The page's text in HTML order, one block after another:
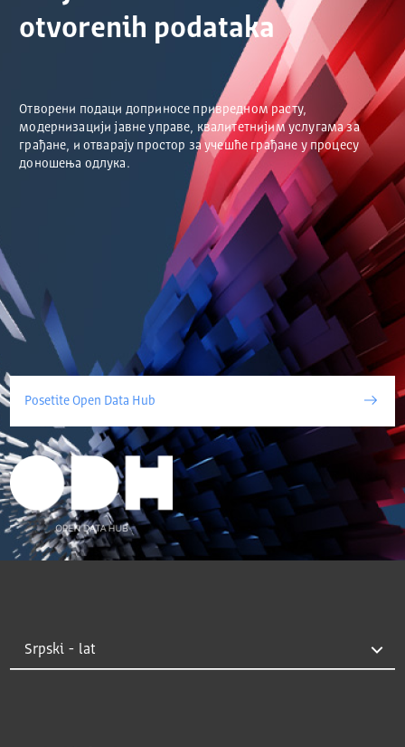
otvorenih podataka
Отворени подаци доприносе привредном расту,
модернизацији јавне управе, квалитетнијим услугама за
грађане, и отварају простор за учешће грађане у процесу
доношења одлука.
Posetite Open Data Hub